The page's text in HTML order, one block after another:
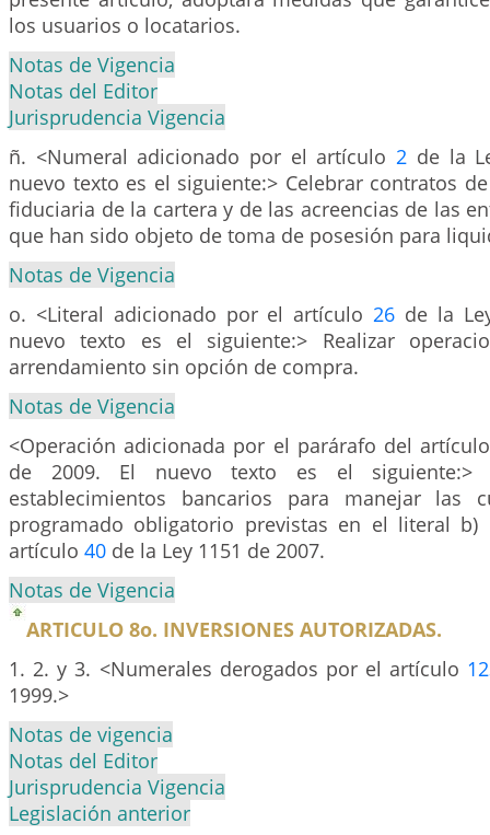
los usuarios o locatarios.
Notas de Vigencia
Notas del Editor
Jurisprudencia Vigencia
ñ. <Numeral adicionado por el artículo2 de la
nuevo texto es el siguiente:> Celebrar contratos
fiduciaria de la cartera y de las acreencias de las
que han sido objeto de toma de posesión para
Notas de Vigencia
o. <Literal adicionado por el artículo26 de la
nuevo texto es el siguiente:> Realizar
arrendamiento sin opción de compra.
Notas de Vigencia
<Operación adicionada por el parárafo del
de 2009. El nuevo texto es el siguiente:>
establecimientos bancarios para manejar las
programado obligatorio previstas en el literal
artículo 40 de la Ley 1151 de 2007.
Notas de Vigencia
ARTICULO 8o. INVERSIONES AUTORIZADAS.
1. 2. y 3. <Numerales derogados por el artículo
1999.>
Notas de vigencia
Notas del Editor
Jurisprudencia Vigencia
Legislación anterior